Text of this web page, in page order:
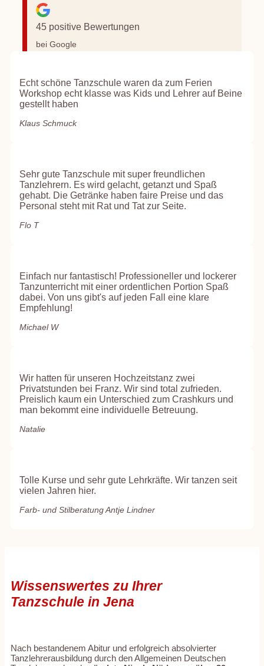
45 positive Bewertungen
bei Google
Echt schöne Tanzschule waren da zum Ferien
Workshop echt klasse was Kids und Lehrer auf Beine
gestellt haben
Klaus Schmuck
Sehr gute Tanzschule mit super freundlichen
Tanzlehrern. Es wird gelacht, getanzt und Spaß
gehabt. Die Getränke haben faire Preise und das
Personal steht mit Rat und Tat zur Seite.
Flo T
Einfach nur fantastisch! Professioneller und lockerer
Tanzunterricht mit einer ordentlichen Portion Spaß
dabei. Von uns gibt's auf jeden Fall eine klare
Empfehlung!
Michael W
Wir hatten für unseren Hochzeitstanz zwei
Privatstunden bei Franz. Wir sind total zufrieden.
Preislich kaum ein Unterschied zum Crashkurs und
man bekommt eine individuelle Betreuung.
Natalie
Tolle Kurse und sehr gute Lehrkräfte. Wir tanzen seit
vielen Jahren hier.
Farb- und Stilberatung Antje Lindner
Wissenswertes zu Ihrer
Tanzschule in Jena
Nach bestandenem Abitur und erfolgreich absolvierter
Tanzlehrerausbildung durch den Allgemeinen Deutschen